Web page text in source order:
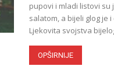
pupovi i mladi listovi
salatom, a bijeli glog je
Ljekovita svojstva
OPŠIRNIJE